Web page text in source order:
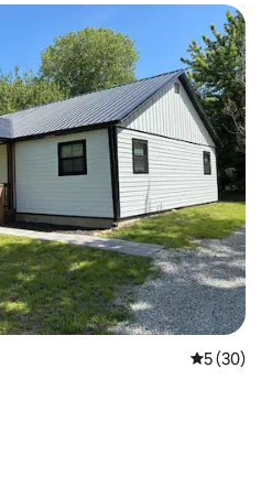
Vidutinis
5 (30)